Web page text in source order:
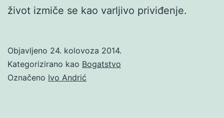
život izmiče se kao varljivo priviđenje.
Objavljeno 24. kolovoza 2014.
Kategorizirano kao Bogatstvo
Označeno Ivo Andrić